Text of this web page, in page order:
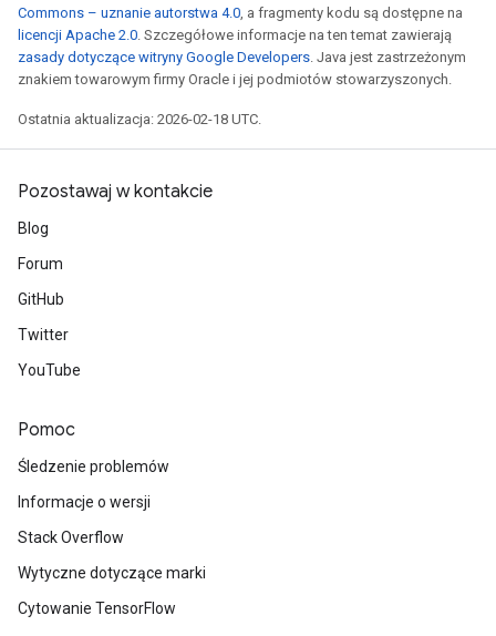
Commons – uznanie autorstwa 4.0, a fragmenty kodu są dostępne na
licencji Apache 2.0. Szczegółowe informacje na ten temat zawierają
zasady dotyczące witryny Google Developers. Java jest zastrzeżonym
znakiem towarowym firmy Oracle i jej podmiotów stowarzyszonych.
Ostatnia aktualizacja: 2026-02-18 UTC.
Pozostawaj w kontakcie
Blog
Forum
GitHub
Twitter
YouTube
Pomoc
Śledzenie problemów
Informacje o wersji
Stack Overflow
Wytyczne dotyczące marki
Cytowanie TensorFlow